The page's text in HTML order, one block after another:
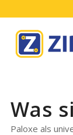
Was
Paloxe als